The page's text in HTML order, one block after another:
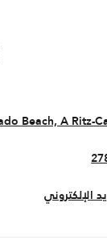
Beach, A Ritz-
الإلكتروني